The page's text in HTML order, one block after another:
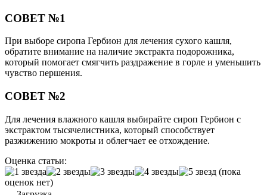
СОВЕТ №1
При выборе сиропа Гербион для лечения сухого кашля,
обратите внимание на наличие экстракта подорожника,
который помогает смягчить раздражение в горле и уменьшить
чувство першения.
СОВЕТ №2
Для лечения влажного кашля выбирайте сироп Гербион с
экстрактом тысячелистника, который способствует
разжижению мокроты и облегчает ее отхождение.
Оценка статьи:
(пока
оценок нет)